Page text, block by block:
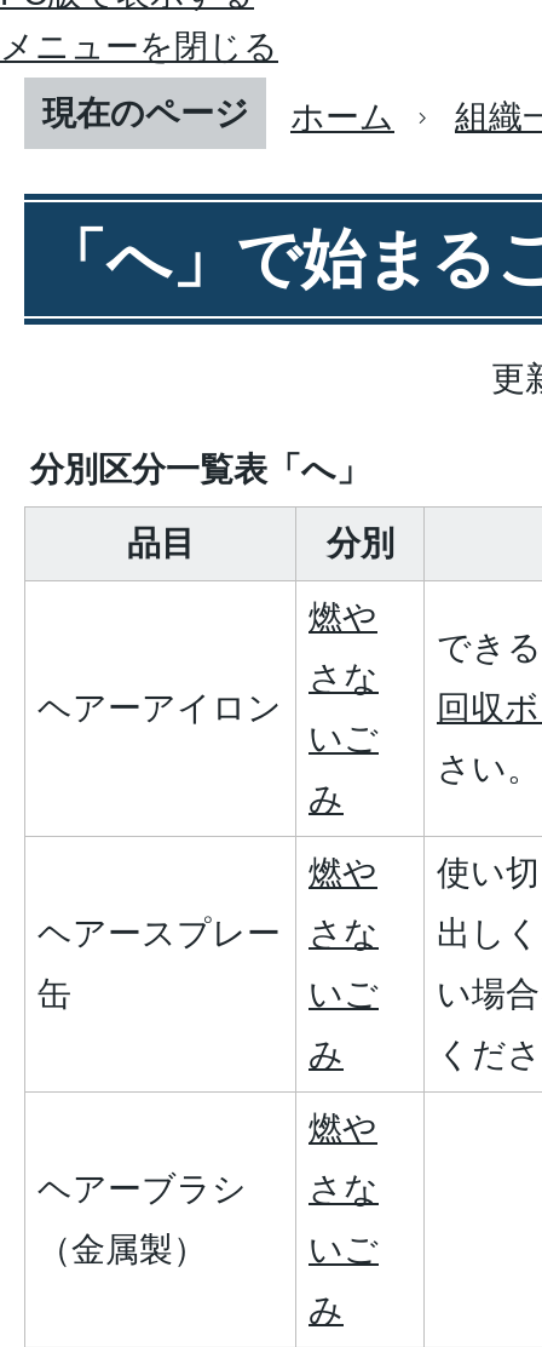
メニューを閉じる
現在のページ
ホーム 組織
「へ」で始まる
更
分別区分一覧表「へ」
品目
分別
ヘアーアイロン
燃や
さな
いご
み
でき
回収
さい。
ヘアースプレー
缶
燃や
さな
いご
み
使い
出し
い場
くだ
ヘアーブラシ
（金属製）
燃や
さな
いご
み